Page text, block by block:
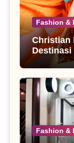
Fashion &
Christian
Fashion &